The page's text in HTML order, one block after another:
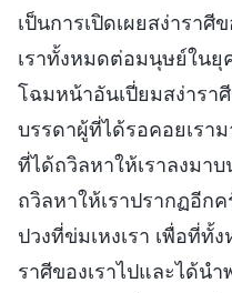
เป็นการเปิดเผยสง่าราศี
เราทั้งหมดต่อมนุษย์ในยุ
โฉมหน้าอันเปี่ยมสง่ารา
บรรดาผู้ที่ได้รอคอยเรา
ที่ได้ถวิลหาให้เราลงมา
ถวิลหาให้เราปรากฏอีก
ปวงที่ข่มเหงเรา เพื่อที่ทั้
ราศีของเราไปและได้น